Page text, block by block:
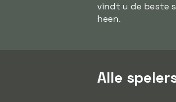
vindt u de beste
heen.
Alle